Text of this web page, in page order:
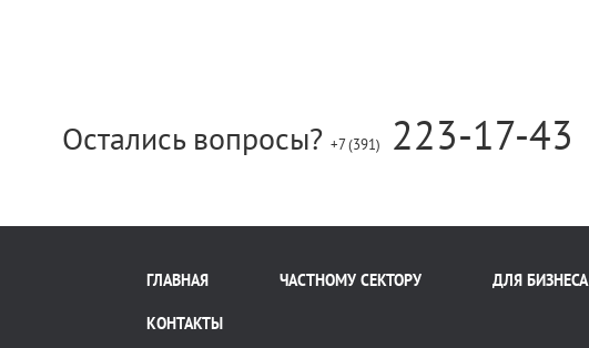
Остались вопросы? +7 (391) 223-17-43
ГЛАВНАЯ ЧАСТНОМУ СЕКТОРУ ДЛЯ БИЗНЕСА
КОНТАКТЫ